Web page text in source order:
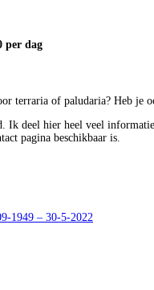
per dag
terraria of paludaria? Heb
Ik deel hier heel veel
pagina beschikbaar is.
1949 – 30-5-2022